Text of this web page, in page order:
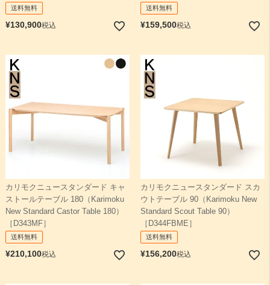
送料無料
¥130,900税込
送料無料
¥159,500税込
カリモクニュースタンダード キャ
ストールテーブル 180（Karimoku
New Standard Castor Table 180）
［D343MF］
送料無料
¥210,100税込
カリモクニュースタンダード スカ
ウトテーブル 90（Karimoku New
Standard Scout Table 90）
［D344FBME］
送料無料
¥156,200税込